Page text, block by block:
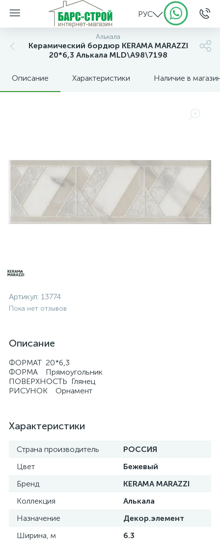
РУС
Алькала
Керамический бордюр KERAMA MARAZZI
20*6,3 Алькала MLD\A98\7198
Описание Характеристики Наличие в
Артикул: 13774
Пока нет отзывов
Описание
ФОРМАТ 20*6,3
ФОРМА Прямоугольник
ПОВЕРХНОСТЬ Глянец
РИСУНОК Орнамент
Характеристики
Страна производитель
РОССИЯ
Цвет
Бежевый
Бренд
KERAMA MARAZZI
Коллекция
Алькала
Назначение
Декор.элемент
Ширина, м
6.3